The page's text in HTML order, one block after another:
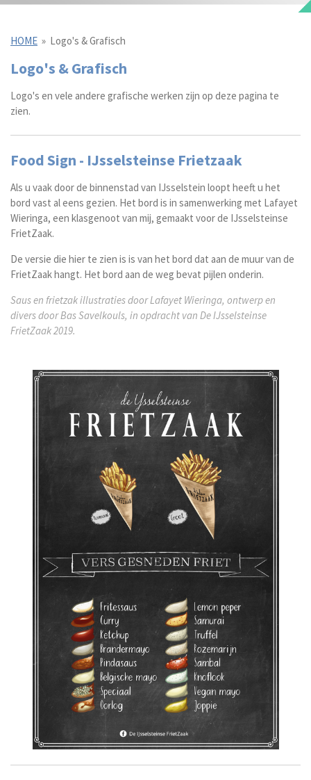
HOME » Logo's & Grafisch
Logo's & Grafisch
Logo's en vele andere grafische werken zijn op deze pagina te
zien.
Food Sign - IJsselsteinse Frietzaak
Als u vaak door de binnenstad van IJsselstein loopt heeft u het
bord vast al eens gezien. Het bord is in samenwerking met Lafayet
Wieringa, een klasgenoot van mij, gemaakt voor de IJsselsteinse
FrietZaak.
De versie die hier te zien is is van het bord dat aan de muur van de
FrietZaak hangt. Het bord aan de weg bevat pijlen onderin.
Saus en frietzak illustraties door Lafayet Wieringa, ontwerp en
divers door Bas Savelkouls, in opdracht van De IJsselsteinse
FrietZaak 2019.